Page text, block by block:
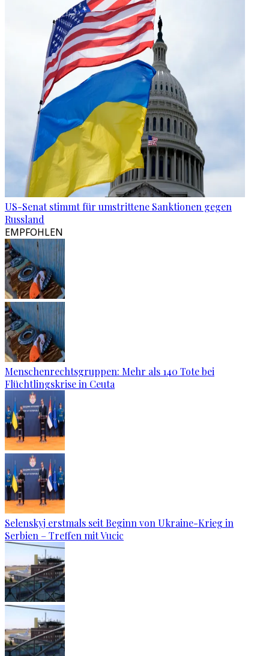
US-Senat stimmt für umstrittene Sanktionen gegen
Russland
EMPFOHLEN
Menschenrechtsgruppen: Mehr als 140 Tote bei
Flüchtlingskrise in Ceuta
Selenskyj erstmals seit Beginn von Ukraine-Krieg in
Serbien – Treffen mit Vucic